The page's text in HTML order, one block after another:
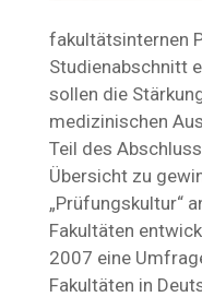
fakultätsinternen
Studienabschnitt
sollen die
medizinischen
Teil des
Übersicht zu
„Prüfungskultur“
Fakultäten
2007 eine
Fakultäten in